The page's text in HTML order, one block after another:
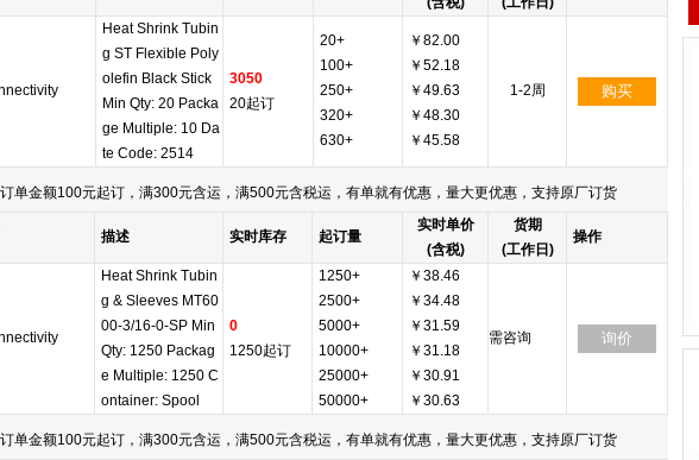
Heat Shrink Tubin
g ST Flexible Poly
olefin Black Stick
Min Qty: 20 Packa
ge Multiple: 10 Da
te Code: 2514
3050
20起订
20+
100+
250+
320+
630+
￥82.00
￥52.18
￥49.63
￥48.30
￥45.58
1-2周 购买
单金额100元起订，满300元含运，满500元含税运，有单就有优惠，量大更优惠，支持原厂订货
描述 实时库存 起订量
实时单价
(含税)
货期
(工作日)
操作
Heat Shrink Tubin
g & Sleeves MT60
00-3/16-0-SP Min
Qty: 1250 Packag
e Multiple: 1250 C
ontainer: Spool
0
1250起订
1250+
2500+
5000+
10000+
25000+
50000+
￥38.46
￥34.48
￥31.59
￥31.18
￥30.91
￥30.63
需咨询 询价
单金额100元起订，满300元含运，满500元含税运，有单就有优惠，量大更优惠，支持原厂订货